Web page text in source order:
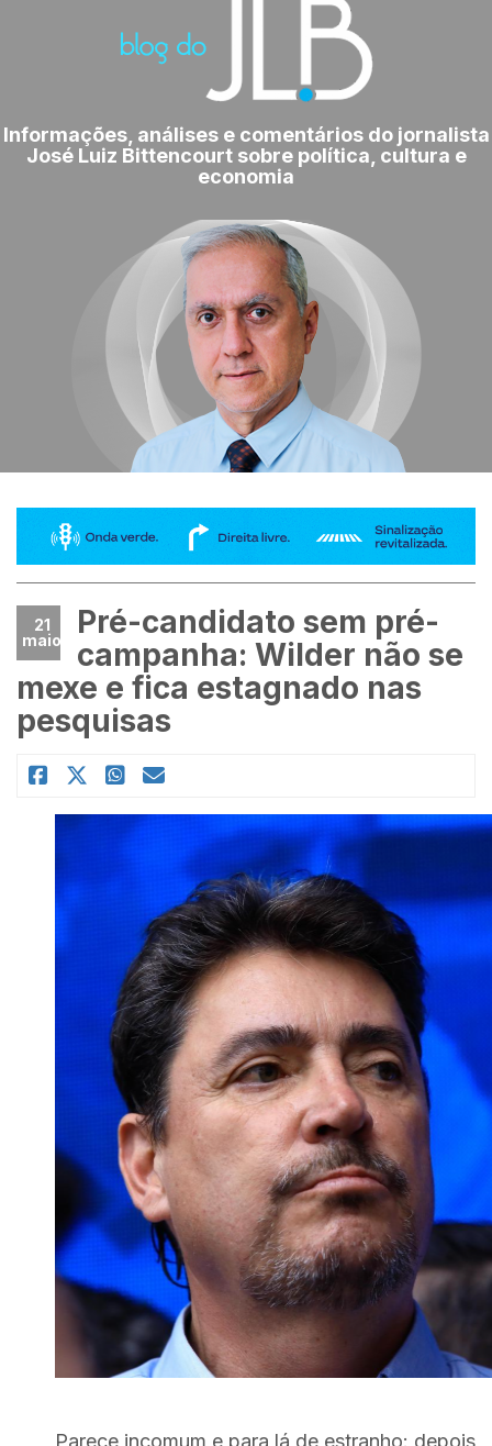
Informações, análises e comentários do jornalista
José Luiz Bittencourt sobre política, cultura e
economia
21
maio
Pré-candidato sem pré-
campanha: Wilder não se
mexe e fica estagnado nas
pesquisas
Parece incomum e para lá de estranho: depois